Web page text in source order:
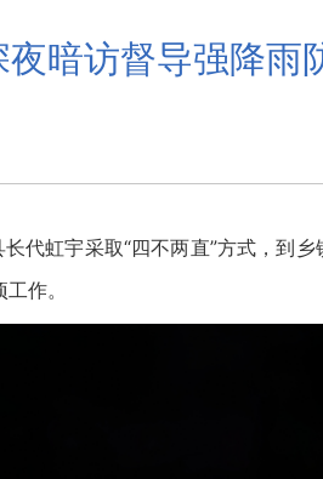
暗访督导强降雨
虹宇采取“四不两直”方式，到乡
作。